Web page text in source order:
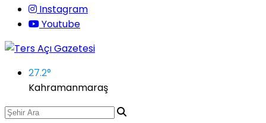
Instagram
Youtube
27.2°
Kahramanmaraş